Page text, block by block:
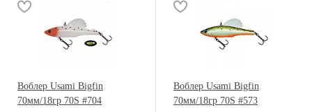
Воблер Usami Bigfin
70мм/18гр 70S #704
Воблер Usami Bigfin
70мм/18гр 70S #573